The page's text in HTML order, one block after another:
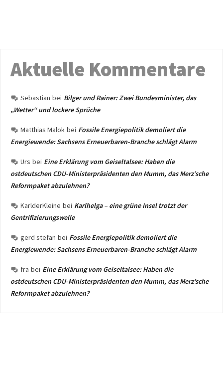
Aktuelle Kommentare
Sebastian bei Bilger und Rainer: Zwei Bundesminister, das
„Wetter“ und lockere Sprüche
Matthias Malok bei Fossile Energiepolitik demoliert die
Energiewende: Sachsens Erneuerbaren-Branche schlägt Alarm
Urs bei Eine Erklärung vom Geiseltalsee: Haben die
ostdeutschen CDU-Ministerpräsidenten den Mumm, das Merz’sche
Reformpaket abzulehnen?
KarlderKleine bei Karlhelga – eine grüne Insel trotzt der
Gentrifizierungswelle
gerd stefan bei Fossile Energiepolitik demoliert die
Energiewende: Sachsens Erneuerbaren-Branche schlägt Alarm
fra bei Eine Erklärung vom Geiseltalsee: Haben die
ostdeutschen CDU-Ministerpräsidenten den Mumm, das Merz’sche
Reformpaket abzulehnen?